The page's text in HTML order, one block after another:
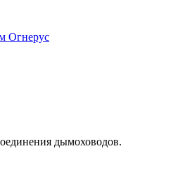
Огнерус
дымоховодов.